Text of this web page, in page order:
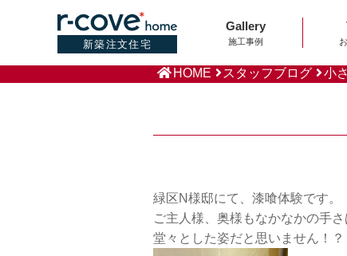
新築注文住宅
Gallery
施工事例
HOME スタッフブログ 小
緑区N様邸にて、漆喰体験です。
ご主人様、奥様もなかなかの手
堂々とした姿だと思いません！？